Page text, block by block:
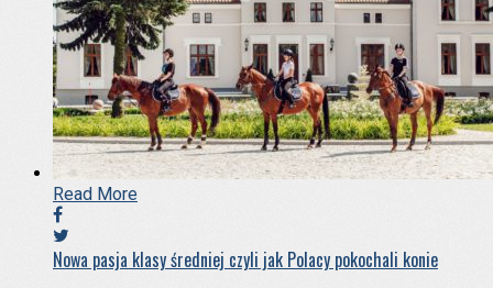
Read More
Nowa pasja klasy średniej czyli jak Polacy pokochali konie